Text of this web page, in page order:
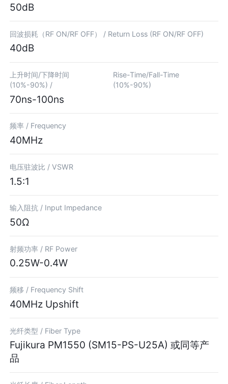
50dB
回波损耗（RF ON/RF OFF） / Return Loss (RF ON/RF OFF)
40dB
上升时间/下降时间
(10%-90%) /
Rise-Time/Fall-Time
(10%-90%)
70ns-100ns
频率 / Frequency
40MHz
电压驻波比 /VSWR
1.5:1
输入阻抗 / Input Impedance
50Ω
射频功率 / RF Power
0.25W-0.4W
频移 / Frequency Shift
40MHz Upshift
光纤类型 / Fiber Type
Fujikura PM1550 (SM15-PS-U25A) 或同等产
品